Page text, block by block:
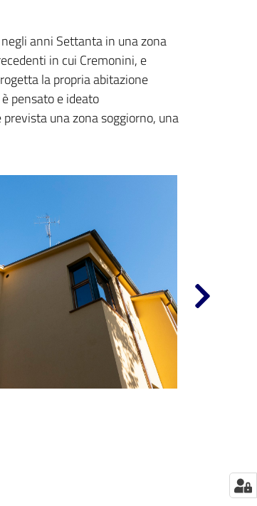
anni Settanta in una zona
in cui Cremonini, e
la propria abitazione
pensato e ideato
una zona soggiorno, una